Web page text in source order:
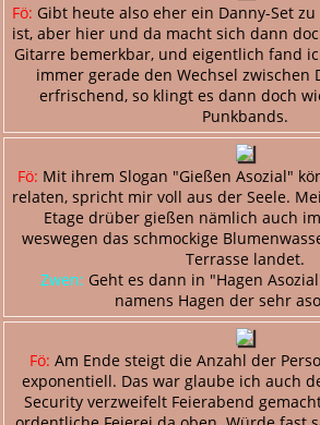
Fö: Gibt heute also eher ein Danny-Set
ist, aber hier und da macht sich dann
Gitarre bemerkbar, und eigentlich fand
immer gerade den Wechsel zwischen
erfrischend, so klingt es dann doch
Punkbands.
Fö: Mit ihrem Slogan "Gießen Asozial"
relaten, spricht mir voll aus der Seele.
Etage drüber gießen nämlich auch
weswegen das schmockige
Terrasse landet.
Zwen: Geht es dann in "Hagen
namens Hagen der sehr
Fö: Am Ende steigt die Anzahl der
exponentiell. Das war glaube ich auch
Security verzweifelt Feierabend